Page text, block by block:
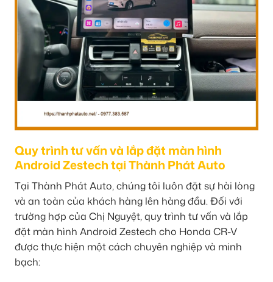
Quy trình tư vấn và lắp đặt màn hình
Android Zestech tại Thành Phát Auto
Tại Thành Phát Auto, chúng tôi luôn đặt sự hài lòng
và an toàn của khách hàng lên hàng đầu. Đối với
trường hợp của Chị Nguyệt, quy trình tư vấn và lắp
đặt màn hình Android Zestech cho Honda CR-V
được thực hiện một cách chuyên nghiệp và minh
bạch: